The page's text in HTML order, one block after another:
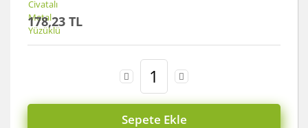
178,23 TL
Sepete Ekle